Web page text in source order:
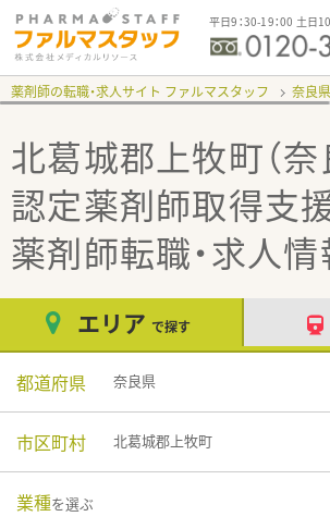
平日9：30-19：00 土日
薬剤師の転職・求人サイト ファルマスタッフ 奈良県
北葛城郡上牧町（奈
認定薬剤師取得支
薬剤師転職・求人
エリア で探す
都道府県 奈良県
市区町村 北葛城郡上牧町
業種を選ぶ